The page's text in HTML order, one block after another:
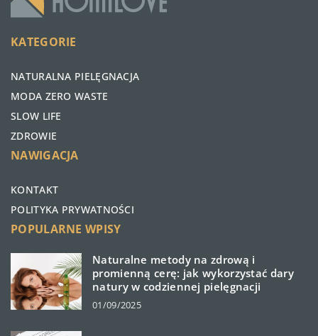
KATEGORIE
NATURALNA PIELĘGNACJA
MODA ZERO WASTE
SLOW LIFE
ZDROWIE
NAWIGACJA
KONTAKT
POLITYKA PRYWATNOŚCI
POPULARNE WPISY
Naturalne metody na zdrową i
promienną cerę: jak wykorzystać dary
natury w codziennej pielęgnacji
01/09/2025